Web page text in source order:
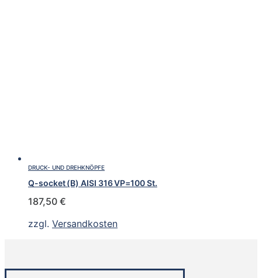
DRUCK- UND DREHKNÖPFE
Q-socket (B) AISI 316 VP=100 St.
187,50 €
zzgl. Versandkosten